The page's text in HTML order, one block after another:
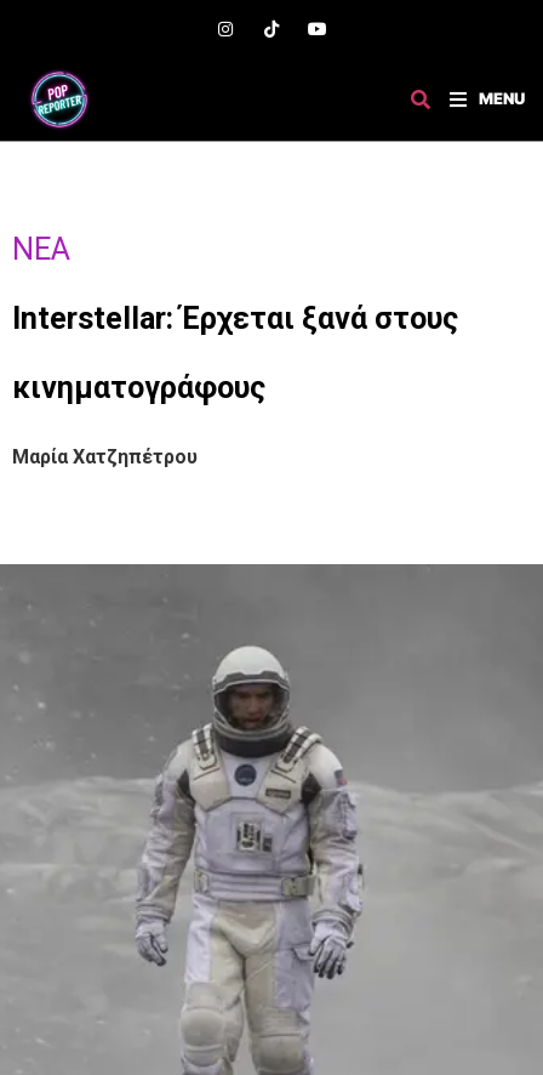
MENU
ΝΈΑ
Interstellar: Έρχεται ξανά στους
κινηματογράφους
Μαρία Χατζηπέτρου